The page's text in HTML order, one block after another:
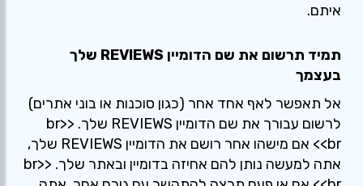
איתם.
תמיד תרשום את שם הדומיין REVIEWS שלך
בעצמך
אל תאפשר לאף אחד אחר (כגון סוכנות או בוני אתרים)
לרשום עבורך את שם הדומיין REVIEWS שלך. <br>
<br> אם מישהו אחר רושם את הדומיין REVIEWS שלך,
אתה למעשה נותן להם אחיזה בדומיין ובאתר שלך. <br>